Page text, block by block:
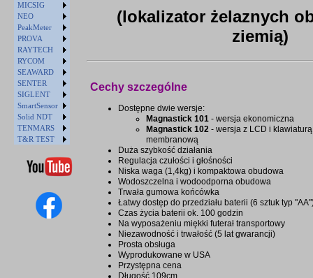
MICSIG
NEO
PeakMeter
PROVA
RAYTECH
RYCOM
SEAWARD
SENTER
SIGLENT
SmartSensor
Solid NDT
TENMARS
T&R TEST
(lokalizator żelaznych
ziemią)
Cechy szczególne
Dostępne dwie wersje:
Magnastick 101 - wersja ekonomiczna
Magnastick 102 - wersja z LCD i klawiaturą
membranową
Duża szybkość działania
Regulacja czułości i głośności
Niska waga (1,4kg) i kompaktowa obudowa
Wodoszczelna i wodoodporna obudowa
Trwała gumowa końcówka
Łatwy dostęp do przedziału baterii (6 sztuk typ
Czas życia baterii ok. 100 godzin
Na wyposażeniu miękki futerał transportowy
Niezawodność i trwałość (5 lat gwarancji)
Prosta obsługa
Wyprodukowane w USA
Przystępna cena
Długość 109cm